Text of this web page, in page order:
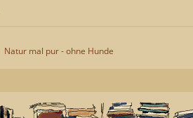
Natur mal pur - ohne Hunde